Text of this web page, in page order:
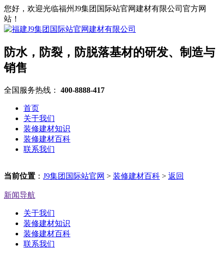
您好，欢迎光临福州J9集团国际站官网建材有限公司官方网
站！
防水，防裂，防脱落基材的研发、制造与
销售
全国服务热线： 400-8888-417
首页
关于我们
装修建材知识
装修建材百科
联系我们
当前位置 ： J9集团国际站官网 > 装修建材百科 > 返回
新闻导航
关于我们
装修建材知识
装修建材百科
联系我们